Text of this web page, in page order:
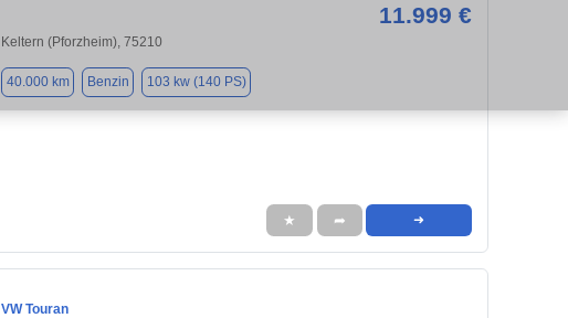
11.999 €
Keltern (Pforzheim), 75210
40.000 km Benzin 103 kw (140 PS)
★ ➦ ➜
VW Touran